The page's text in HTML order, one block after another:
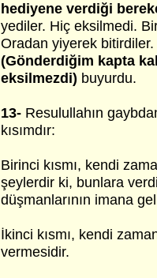
hediyene verdiği
yediler. Hiç eksilmedi.
Oradan yiyerek
(Gönderdiğim kapta
eksilmezdi) buyurdu.
13- Resulullahın
kısımdır:
Birinci kısmı, kendi
şeylerdir ki, bunlara
düşmanlarının imana
İkinci kısmı, kendi
vermesidir.